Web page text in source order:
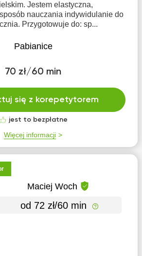
Jestem elastyczna,
nauczania indywidulanie do
Przygotowuje do: sp...
Pabianice
70 zł/60 min
się z korepetytorem
jest to bezpłatne
Więcej informacji
Maciej Woch
od 72 zł/60 min